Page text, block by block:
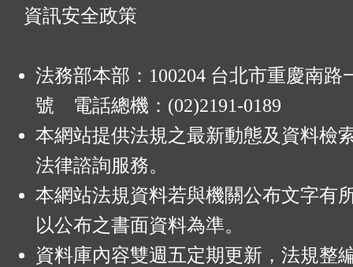
資訊安全政策
法務部本部：100204 台北市重慶南路
號 電話總機：(02)2191-0189
本網站提供法規之最新動態及資料檢
法律諮詢服務。
本網站法規資料若與機關公布文字有
以公布之書面資料為準。
資料庫內容雙週五定期更新，法規整